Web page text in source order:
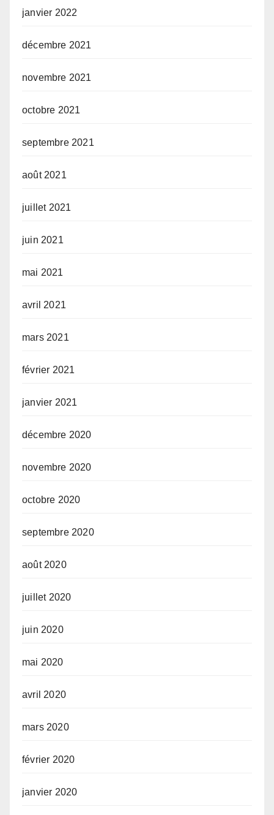
janvier 2022
décembre 2021
novembre 2021
octobre 2021
septembre 2021
août 2021
juillet 2021
juin 2021
mai 2021
avril 2021
mars 2021
février 2021
janvier 2021
décembre 2020
novembre 2020
octobre 2020
septembre 2020
août 2020
juillet 2020
juin 2020
mai 2020
avril 2020
mars 2020
février 2020
janvier 2020